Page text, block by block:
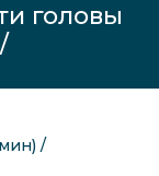
головы
/